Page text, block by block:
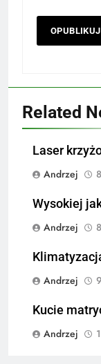
Related
Laser
Andrzej
Wysokiej
Andrzej
Andrzej
Kucie
Andrzej